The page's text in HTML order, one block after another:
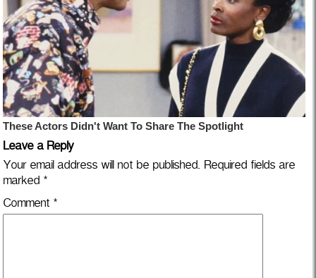
Leave a Reply
Your email address will not be published. Required fields are
marked *
Comment *